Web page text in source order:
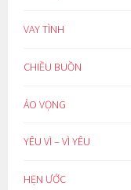
VAY TÌNH
CHIỀU BUỒN
ẢO VỌNG
YÊU VÌ – VÌ YÊU
HẸN ƯỚC